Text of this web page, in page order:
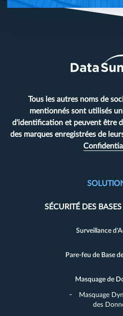
Tous les autres noms de
mentionnés sont utilisés
d'identification et peuvent être
des marques enregistrées de
SÉCURITÉ DES
Surveillance
Pare-feu de Base
Masquage de
Masquage
des